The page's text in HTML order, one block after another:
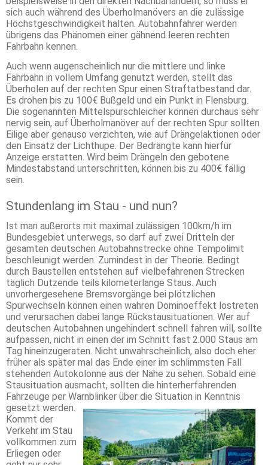
sich auch während des Überholmanövers an die zulässige
Höchstgeschwindigkeit halten. Autobahnfahrer werden
übrigens das Phänomen einer gähnend leeren rechten
Fahrbahn kennen.
Auch wenn augenscheinlich nur die mittlere und linke
Fahrbahn in vollem Umfang genutzt werden, stellt das
Überholen auf der rechten Spur einen Straftatbestand dar.
Es drohen bis zu 100€ Bußgeld und ein Punkt in Flensburg.
Die sogenannten Mittelspurschleicher können durchaus sehr
nervig sein, auf Überholmanöver auf der rechten Spur sollten
Eilige aber genauso verzichten, wie auf Drängelaktionen oder
den Einsatz der Lichthupe. Der Bedrängte kann hierfür
Anzeige erstatten. Wird beim Drängeln den gebotene
Mindestabstand unterschritten, können bis zu 400€ fällig
sein.
Stundenlang im Stau - und nun?
Ist man außerorts mit maximal zulässigen 100km/h im
Bundesgebiet unterwegs, so darf auf zwei Dritteln der
gesamten deutschen Autobahnstrecke ohne Tempolimit
beschleunigt werden. Zumindest in der Theorie. Bedingt
durch Baustellen entstehen auf vielbefahrenen Strecken
täglich Dutzende teils kilometerlange Staus. Auch
unvorhergesehene Bremsvorgänge bei plötzlichen
Spurwechseln können einen wahren Dominoeffekt lostreten
und verursachen dabei lange Rückstausituationen. Wer auf
deutschen Autobahnen ungehindert schnell fahren will, sollte
aufpassen, nicht in einen der im Schnitt fast 2.000 Staus am
Tag hineinzugeraten. Nicht unwahrscheinlich, also doch eher
früher als später mal das Ende einer im schlimmsten Fall
stehenden Autokolonne aus der Nähe zu sehen. Sobald eine
Stausituation ausmacht, sollten die hinterherfahrenden
Fahrzeuge per Warnblinker über die Situation in Kenntnis
gesetzt werden.
Kommt der
Verkehr im Stau
vollkommen zum
Erliegen oder